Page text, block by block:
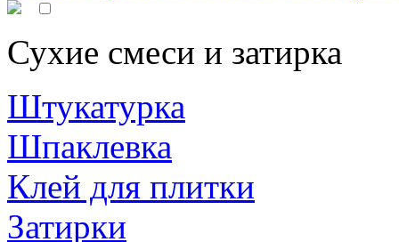
Сухие смеси и затирка
Штукатурка
Шпаклевка
Клей для плитки
Затирки